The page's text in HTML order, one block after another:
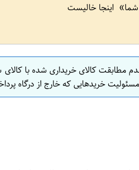
اینجا خالیست
مطابقت کالای خریداری شده با
خریدهایی که خارج از درگاه